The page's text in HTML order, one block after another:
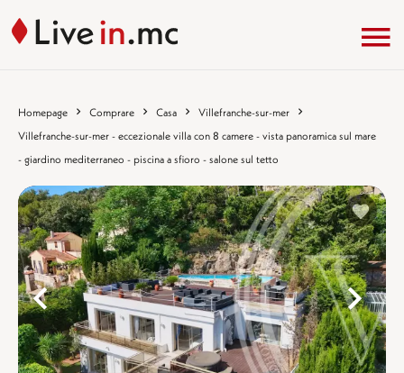
Homepage Comprare Casa
Villefranche-sur-mer
Villefranche-sur-mer - eccezionale villa con 8 camere - vista panoramica sul mare
- giardino mediterraneo - piscina a sfioro - salone sul tetto
%}